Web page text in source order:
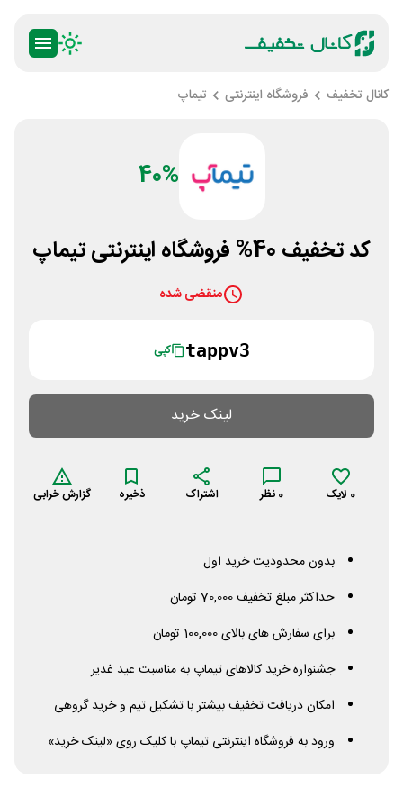
کانال تخفیف فروشگاه اینترنتی تیماپ
40%
کد تخفیف 40% فروشگاه اینترنتی تیماپ
منقضی شده
tappv3 کپی
لینک خرید
0 لایک 0 نظر اشتراک ذخیره گزارش خرابی
بدون محدودیت خرید اول
حداکثر مبلغ تخفیف 70,000 تومان
برای سفارش های بالای 100,000 تومان
جشنواره خرید کالاهای تیماپ به مناسبت عید غدیر
امکان دریافت تخفیف بیشتر با تشکیل تیم و خرید گروهی
ورود به فروشگاه اینترنتی تیماپ با کلیک روی «لینک خرید»